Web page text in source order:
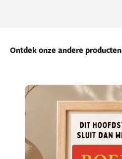
Ontdek onze andere producten